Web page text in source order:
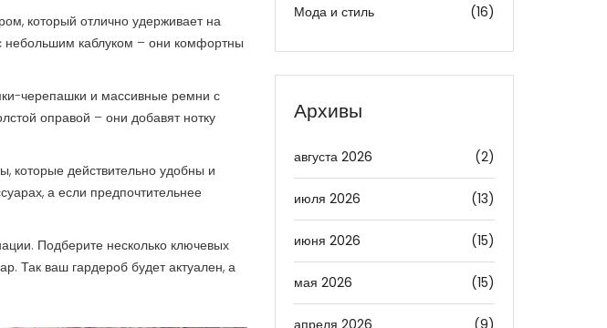
который отлично удерживает на
небольшим каблуком – они комфортны
черепашки и массивные ремни с
оправой – они добавят нотку
которые действительно удобны и
а если предпочтительнее
Подберите несколько ключевых
Так ваш гардероб будет актуален, а
Мода и стиль (16)
Архивы
августа 2026 (2)
июля 2026 (13)
июня 2026 (15)
мая 2026 (15)
апреля 2026 (9)